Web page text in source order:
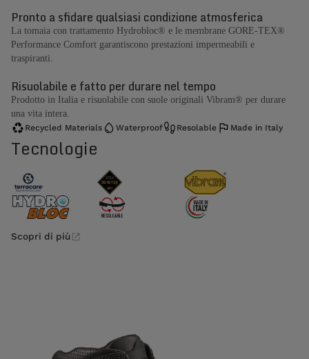
Pronto a sfidare qualsiasi condizione atmosferica
La tomaia con trattamento Hydrobloc® e le membrane GORE-TEX®
Performance Comfort garantiscono prestazioni impermeabili e
traspiranti.
Risuolabile e fatto per durare nel tempo
Prodotto in Italia e risuolabile con suole originali Vibram® per durare
una vita intera.
Recycled Materials Waterproof Resolable Made in Italy
Tecnologie
Scopri di più